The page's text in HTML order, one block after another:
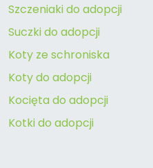
Szczeniaki do adopcji
Suczki do adopcji
Koty ze schroniska
Koty do adopcji
Kocięta do adopcji
Kotki do adopcji